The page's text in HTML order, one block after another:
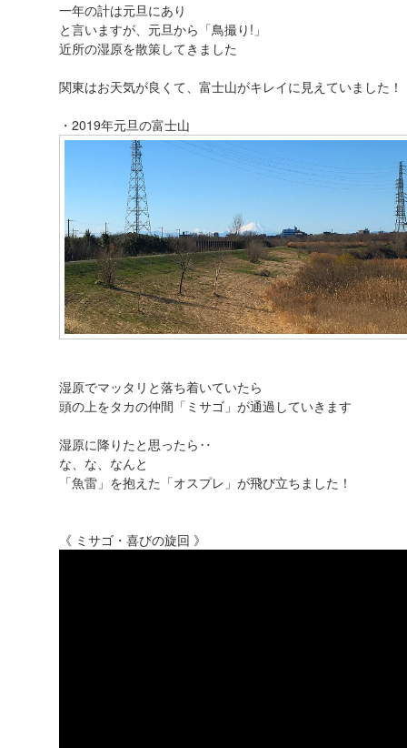
一年の計は元旦にあり
と言いますが、元旦から「鳥撮り!」
近所の湿原を散策してきました
関東はお天気が良くて、富士山がキレイに見えていました！
・2019年元旦の富士山
湿原でマッタリと落ち着いていたら
頭の上をタカの仲間「ミサゴ」が通過していきます
湿原に降りたと思ったら‥
な、な、なんと
「魚雷」を抱えた「オスプレ」が飛び立ちました！
《 ミサゴ・喜びの旋回 》